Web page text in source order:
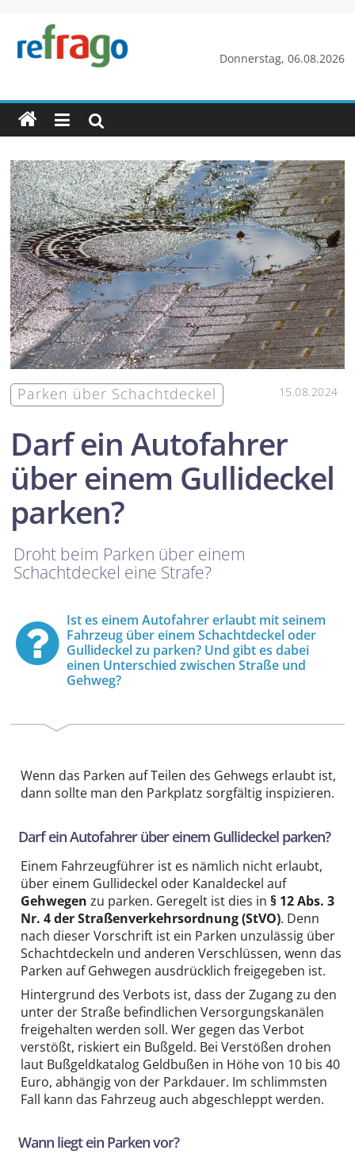
springen
Donnerstag, 06.08.2026
refrago
Rechtsfragen
online
verständlich
erklärt
–
kostenlos
Parken über Schachtdeckel 15.08.2024
Darf ein Autofahrer
über einem Gullideckel
parken?
Droht beim Parken über einem
Schachtdeckel eine Strafe?
Ist es einem Autofahrer erlaubt mit seinem
Fahrzeug über einem Schachtdeckel oder
Gullideckel zu parken? Und gibt es dabei
einen Unterschied zwischen Straße und
Gehweg?
Wenn das Parken auf Teilen des Gehwegs erlaubt ist,
dann sollte man den Parkplatz sorgfältig inspizieren.
Darf ein Autofahrer über einem Gullideckel parken?
Einem Fahrzeug­führer ist es nämlich nicht erlaubt,
über einem Gullideckel oder Kanaldeckel auf
Gehwegen zu parken. Geregelt ist dies in§ 12 Abs. 3
Nr. 4 der Straßen­verkehrs­ordnung (StVO). Denn
nach dieser Vorschrift ist ein Parken unzulässig über
Schacht­deckeln und anderen Ver­schlüssen, wenn das
Parken auf Gehwegen ausdrücklich freigegeben ist.
Hintergrund des Verbots ist, dass der Zugang zu den
unter der Straße befindlichen Versorgungs­kanälen
frei­gehalten werden soll. Wer gegen das Verbot
verstößt, riskiert ein Bußgeld. Bei Verstößen drohen
laut Bußgeldkatalog Geldbußen in Höhe von 10 bis 40
Euro, abhängig von der Parkdauer. Im schlimmsten
Fall kann das Fahrzeug auch abgeschleppt werden.
Wann liegt ein Parken vor?